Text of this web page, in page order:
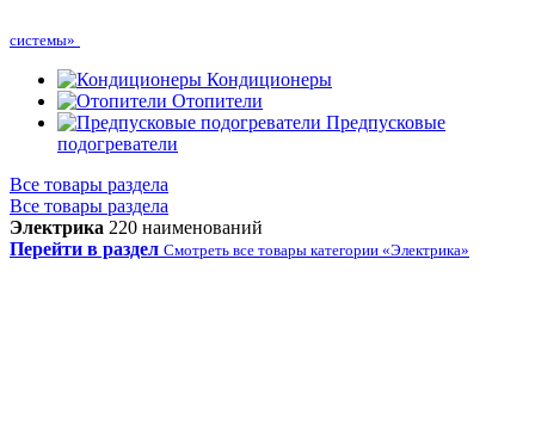
системы»
Кондиционеры
Отопители
Предпусковые
подогреватели
Все товары раздела
Все товары раздела
Электрика 220 наименований
Перейти в раздел Смотреть все товары категории «Электрика»